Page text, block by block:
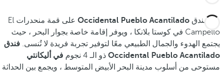
يقع فندق
على قمة منحدرات El
Campello في كوستا بلانكا ، ويوفر إقامة خاصة بجوار البحر ، حيث
يجتمع الهدوء والجمال الطبيعي معًا لتوفير تجربة فريدة لا تُنسى. فندق
Occidental Pueblo Acantilado ذو الـ 4 نجوم
في أليكانتي
مستوحى من أسلوب مدينة البحر الأبيض المتوسط ، ويجمع بين الحداثة